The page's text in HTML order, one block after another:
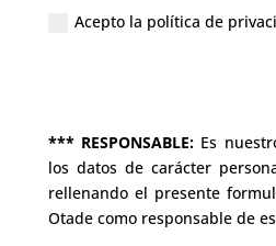
Acepto la política de
*** RESPONSABLE: Es
los datos de carácter
rellenando el presente
Otade como responsable de